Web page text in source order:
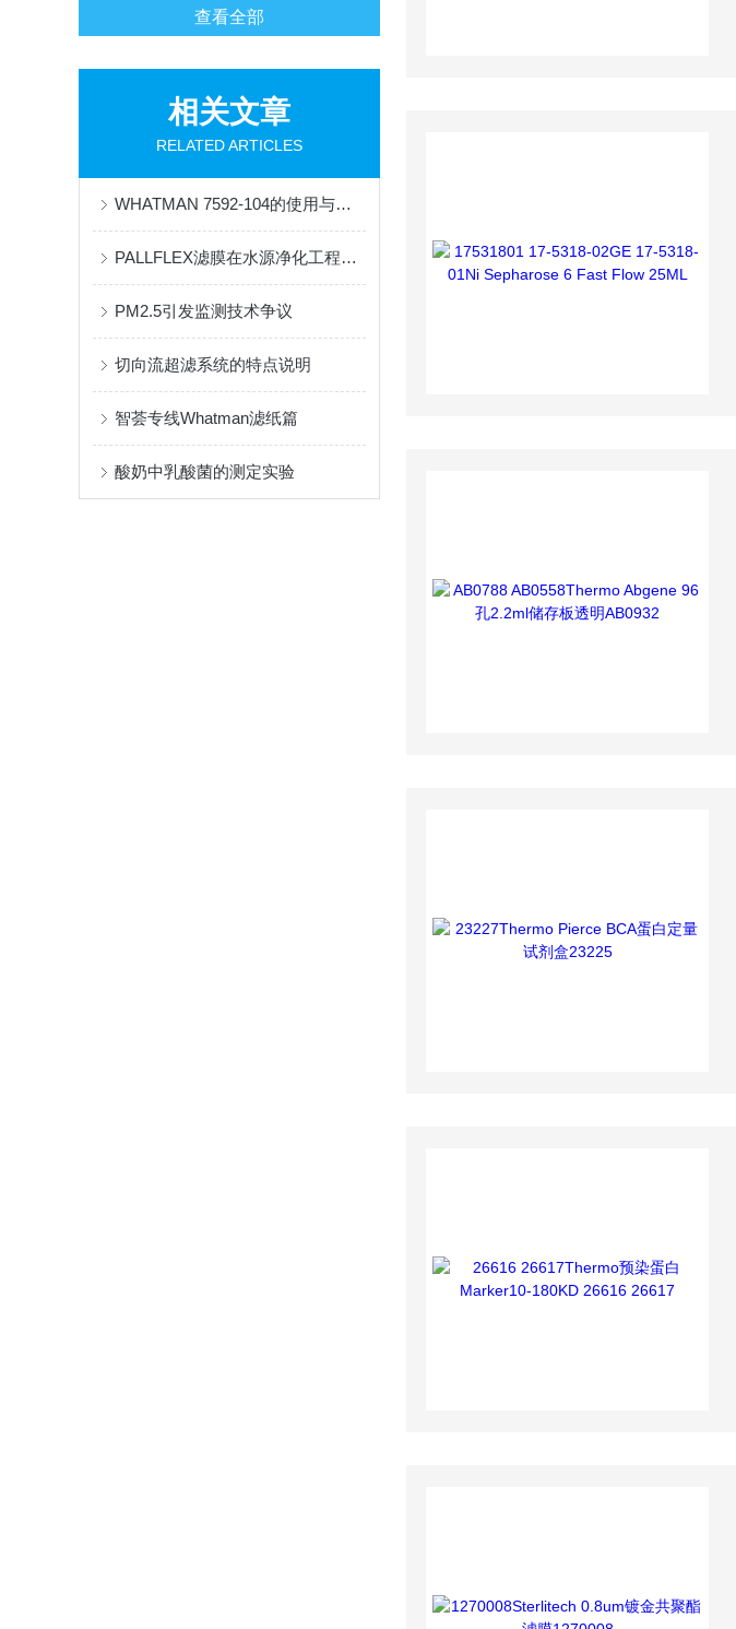
查看全部
相关文章
RELATED ARTICLES
WHATMAN 7592-104的使用与维护指南说明
PALLFLEX滤膜在水源净化工程中的应用与清洁技术探索
PM2.5引发监测技术争议
切向流超滤系统的特点说明
智荟专线Whatman滤纸篇
酸奶中乳酸菌的测定实验